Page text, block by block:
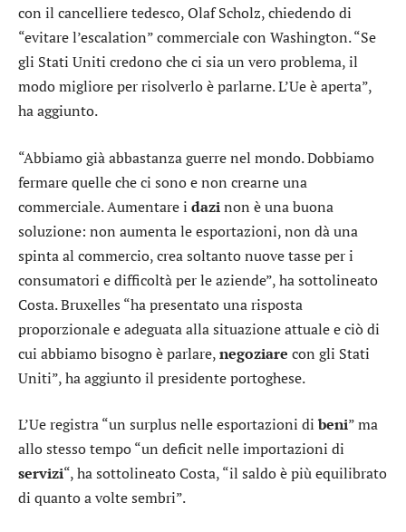
con il cancelliere tedesco, Olaf Scholz, chiedendo di
“evitare l’escalation” commerciale con Washington. “Se
gli Stati Uniti credono che ci sia un vero problema, il
modo migliore per risolverlo è parlarne. L’Ue è aperta”,
ha aggiunto.
“Abbiamo già abbastanza guerre nel mondo. Dobbiamo
fermare quelle che ci sono e non crearne una
commerciale. Aumentare i dazinon è una buona
soluzione: non aumenta le esportazioni, non dà una
spinta al commercio, crea soltanto nuove tasse per i
consumatori e difficoltà per le aziende”, ha sottolineato
Costa. Bruxelles “ha presentato una risposta
proporzionale e adeguata alla situazione attuale e ciò di
cui abbiamo bisogno è parlare,negoziare con gli Stati
Uniti”, ha aggiunto il presidente portoghese.
L’Ue registra “un surplus nelle esportazioni dibeni” ma
allo stesso tempo “un deficit nelle importazioni di
servizi“, ha sottolineato Costa, “il saldo è più equilibrato
di quanto a volte sembri”.